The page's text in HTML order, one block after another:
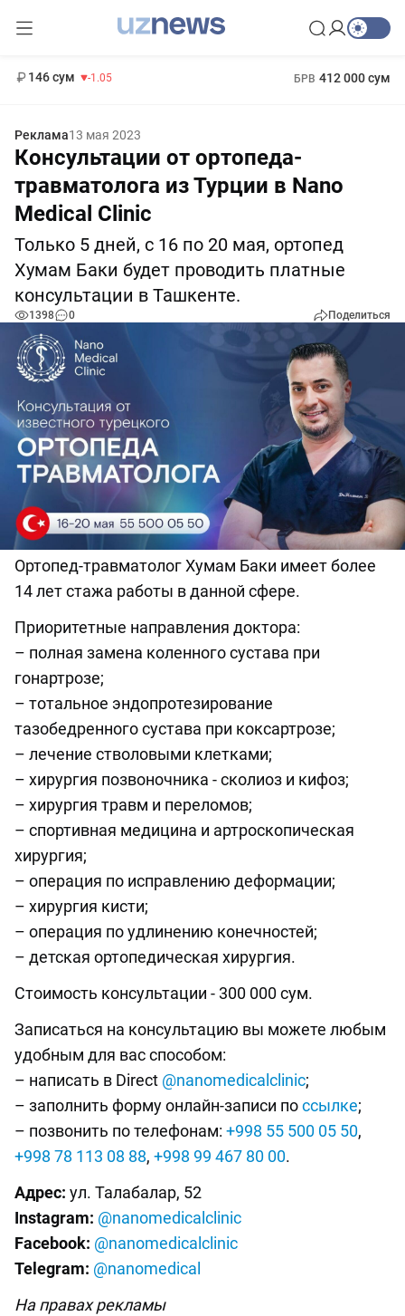
146 сум -1.05 БРВ 412 000 сум
Реклама13 мая 2023
Консультации от ортопеда-
травматолога из Турции в Nano
Medical Clinic
Только 5 дней, с 16 по 20 мая, ортопед
Хумам Баки будет проводить платные
консультации в Ташкенте.
1398 0 Поделиться
Ортопед-травматолог Хумам Баки имеет более
14 лет стажа работы в данной сфере.
Приоритетные направления доктора:
– полная замена коленного сустава при
гонартрозе;
– тотальное эндопротезирование
тазобедренного сустава при коксартрозе;
– лечение стволовыми клетками;
– хирургия позвоночника - сколиоз и кифоз;
– хирургия травм и переломов;
– спортивная медицина и артроскопическая
хирургия;
– операция по исправлению деформации;
– хирургия кисти;
– операция по удлинению конечностей;
– детская ортопедическая хирургия.
Стоимость консультации - 300 000 сум.
Записаться на консультацию вы можете любым
удобным для вас способом:
– написать в Direct @nanomedicalclinic;
– заполнить форму онлайн-записи поссылке;
– позвонить по телефонам: +998 55 500 05 50,
+998 78 113 08 88, +998 99 467 80 00.
Адрес: ул. Талабалар, 52
Instagram: @nanomedicalclinic
Facebook: @nanomedicalclinic
Telegram: @nanomedical
На правах рекламы